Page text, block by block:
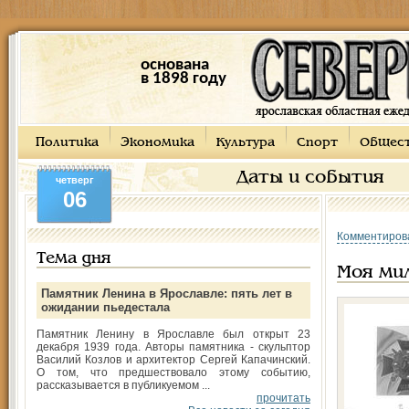
основана
в 1898 году
Политика Экономика Культура Спорт
Даты и события
четверг
06
Тема дня
Памятник Ленина в Ярославле: пять лет в
ожидании пьедестала
Памятник Ленину в Ярославле был открыт 23
декабря 1939 года. Авторы памятника - скульптор
Василий Козлов и архитектор Сергей Капачинский.
О том, что предшествовало этому событию,
рассказывается в публикуемом ...
прочитать
Моя